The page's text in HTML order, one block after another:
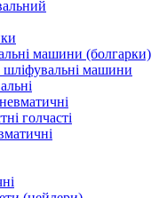
машини (болгарки)
шліфувальні машини
голчасті